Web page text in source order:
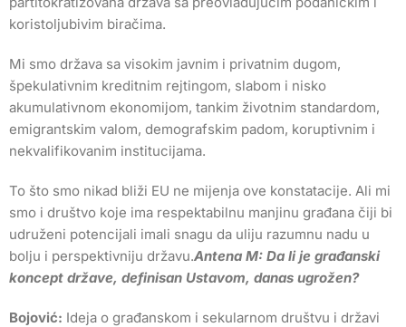
koristoljubivim biračima.
Mi smo država sa visokim javnim i privatnim dugom,
špekulativnim kreditnim rejtingom, slabom i nisko
akumulativnom ekonomijom, tankim životnim standardom,
emigrantskim valom, demografskim padom, koruptivnim i
nekvalifikovanim institucijama.
To što smo nikad bliži EU ne mijenja ove konstatacije. Ali mi
smo i društvo koje ima respektabilnu manjinu građana čiji bi
udruženi potencijali imali snagu da uliju razumnu nadu u
bolju i perspektivniju državu.Antena M: Da li je građanski
koncept države, definisan Ustavom, danas ugrožen?
Bojović: Ideja o građanskom i sekularnom društvu i državi